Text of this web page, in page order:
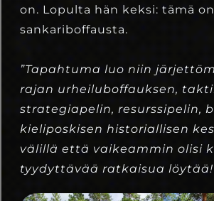
on. Lopulta hän keksi: tämä on
sankariboffausta.
”Tapahtuma luo niin
rajan urheiluboffauksen,
strategiapelin, resurssipelin,
kieliposkisen historiallisen
välillä että vaikeammin olisi
tyydyttävää ratkaisua